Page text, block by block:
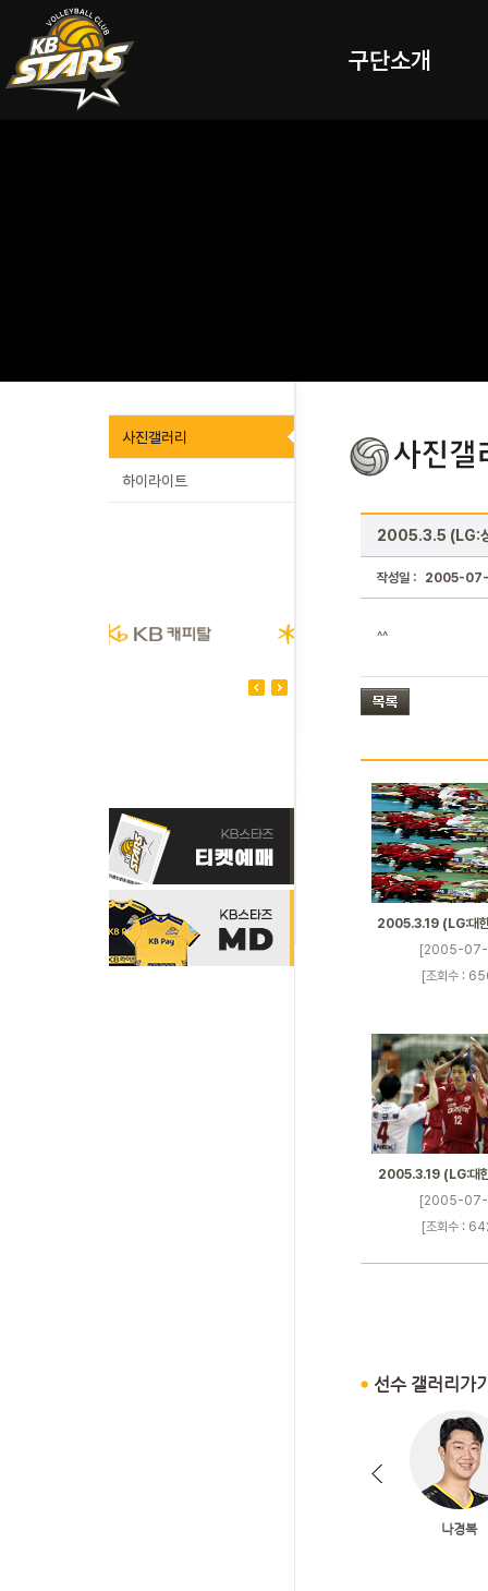
구단소개
사진갤러리
하이라이트
2005.3.5 (LG:
작성일 : 2005-
^^
2005.3.19 (LG:대
[2005-
[조회수 :
2005.3.19 (LG:대
[2005-
[조회수 :